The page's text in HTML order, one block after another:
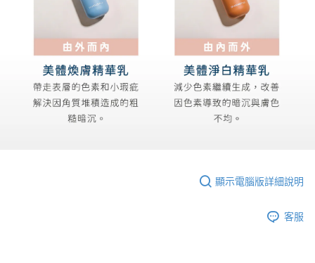
顯示電腦版詳細說明
客服